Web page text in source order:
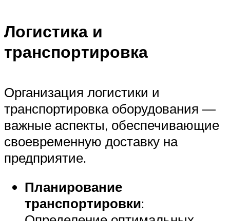
Логистика и
транспортировка
Организация логистики и
транспортировка оборудования —
важные аспекты, обеспечивающие
своевременную доставку на
предприятие.
Планирование
транспортировки: